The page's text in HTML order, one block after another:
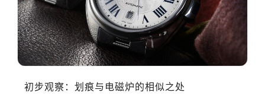
初步观察：划痕与电磁炉的相似之处